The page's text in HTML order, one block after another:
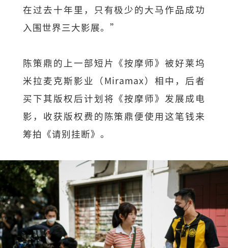
在过去十年里，只有极少的大马作品成功
入围世界三大影展。”
陈策鼎的上⼀部短片《按摩师》被好莱坞
米拉麦克斯影业（Miramax）相中，后者
买下其版权后计划将《按摩师》发展成电
影，收获版权费的陈策鼎便使用这笔钱来
筹拍《请别挂断》。